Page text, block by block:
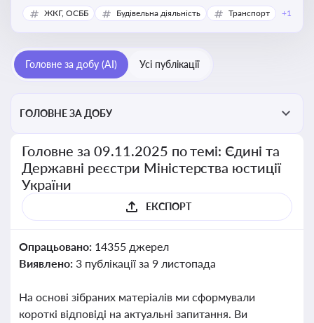
Мінюстом України, і є ключовими інструментами для
юридичного захисту, ідентифікації прав, та
сімейних та майнових відносин
ЖКГ, ОСББ Будівельна діяльність Транспорт +1
Головне за добу (AI) Усі публікації
ГОЛОВНЕ ЗА ДОБУ
Головне за 09.11.2025 по темі: Єдині та
Державні реєстри Міністерства юстиції
України
ЕКСПОРТ
Опрацьовано: 14355 джерел
Виявлено: 3 публікації за 9 листопада
На основі зібраних матеріалів ми сформували
короткі відповіді на актуальні запитання. Ви